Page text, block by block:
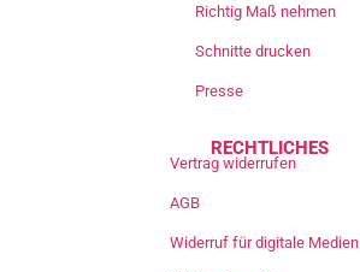
Richtig Maß nehmen
Schnitte drucken
Presse
RECHTLICHES
Vertrag widerrufen
AGB
Widerruf für digitale Medien